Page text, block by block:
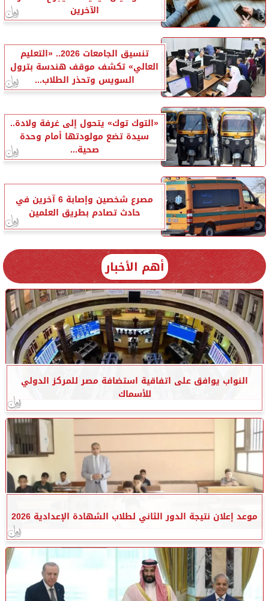
الآخرين
تنسيق الجامعات 2026.. «التعليم
العالي» تكشف موقف هندسة بترول
السويس وتحذر الطلاب...
«التوك توك» يتحول إلى غرفة ولادة..
سيدة تضع مولودتها أمام وحدة
صحية...
مصرع شخصين وإصابة 6 آخرين في
حادث تصادم بطريق العلمين
أهم الأخبار
النواب يوافق على اتفاقية استضافة مصر للمركز الدولي
للأسماك
موعد إعلان نتيجة الدور الثاني لطلاب الشهادة الإعدادية 2026